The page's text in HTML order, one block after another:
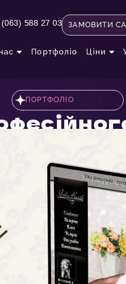
588 27 03 ЗАМОВИТИ
Портфоліо Ціни
ПОРТФОЛІО